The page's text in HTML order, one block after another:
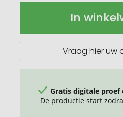
Magnetische
5W
Op
In
Vraag hier uw
Gratis digitale proef
De productie start